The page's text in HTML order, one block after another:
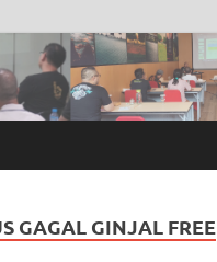
GAGAL GINJAL FREE